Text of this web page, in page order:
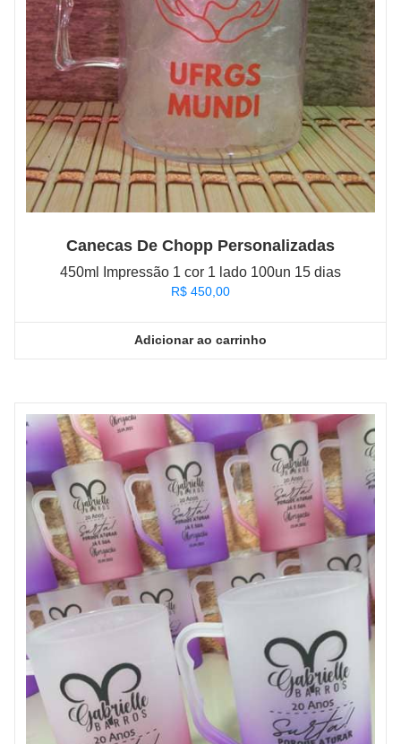
Canecas De Chopp Personalizadas
450ml Impressão 1 cor 1 lado 100un 15 dias
R$ 450,00
Adicionar ao carrinho